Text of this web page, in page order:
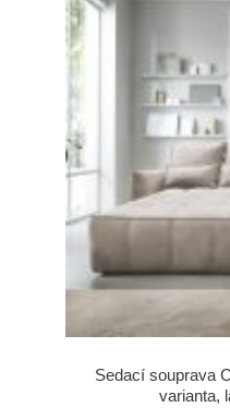
Sedací souprava
varianta,